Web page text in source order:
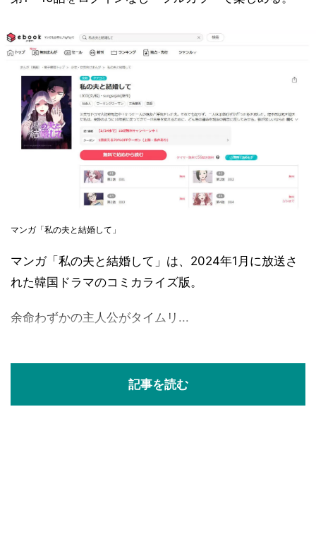
マンガ「私の夫と結婚して」
マンガ「私の夫と結婚して」は、2024年1月に放送さ
れた韓国ドラマのコミカライズ版。
余命わずかの主人公がタイムリ...
記事を読む